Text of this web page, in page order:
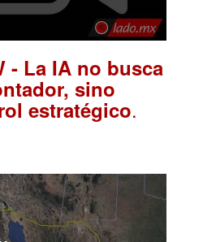
- La IA no busca
sino
estratégico.